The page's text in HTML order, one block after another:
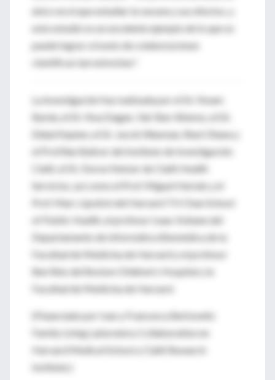
único en el que estudiar la vacuna y sus efectos, y
este estudio es un excelente ejemplo de lo que se
puede lograr a través de colaboraciones
científicas tan estrechas".
La investigación fue realizada por el Dr. Noam
Barda, el Dr. Noa Dagan, Yair Ben-Shlomo, el Dr.
Eldad Kepten, el Dr. Jacob Waxman, Reut Ohana y
el Prof.Ran Balicer del Instituto de Investigación
Clalit, el Dr. Doron Netzer de Clalit Health
Servicios, así como el Prof. Miguel Hernán y el
Prof. Marc Lipsitch del Harvard TH Chan School
of Public Health, el profesor Isaac Kohane del
Departamento de Informática Biomédica de la
Facultad de Medicina de Harvard y el profesor
Ben Reis del Boston Children's Hospital y la
Facultad de Medicina de Harvard.
(Financiado por Ivan y Francesca Berkowitz
Family Living Laboratory Collaboration en
Harvard Medical School y Clalit Research
Institute.)